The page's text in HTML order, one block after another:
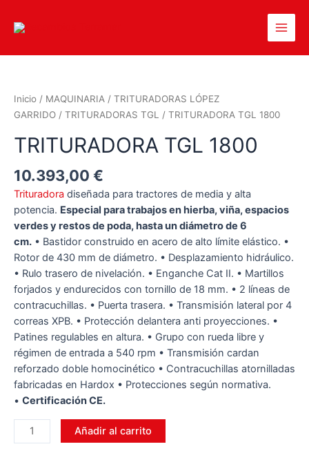
Inicio / MAQUINARIA / TRITURADORAS LÓPEZ
GARRIDO / TRITURADORAS TGL / TRITURADORA TGL 1800
TRITURADORA TGL 1800
10.393,00 €
Trituradora diseñada para tractores de media y alta
potencia. Especial para trabajos en hierba, viña, espacios
verdes y restos de poda, hasta un diámetro de 6
cm. • Bastidor construido en acero de alto límite elástico. •
Rotor de 430 mm de diámetro. • Desplazamiento hidráulico.
• Rulo trasero de nivelación. • Enganche Cat II. • Martillos
forjados y endurecidos con tornillo de 18 mm. • 2 líneas de
contracuchillas. • Puerta trasera. • Transmisión lateral por 4
correas XPB. • Protección delantera anti proyecciones. •
Patines regulables en altura. • Grupo con rueda libre y
régimen de entrada a 540 rpm • Transmisión cardan
reforzado doble homocinético • Contracuchillas atornilladas
fabricadas en Hardox • Protecciones según normativa.
• Certificación CE.
Añadir al carrito